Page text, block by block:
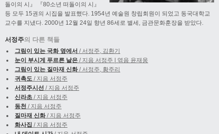
돌이의 시』 『80소년 떠돌이의 시』
등 모두 15권의 시집을 발표했다. 1954년 예술원 창립회원이 되었고 동국대학교
교수를 지냈다. 2000년 12월 24일 향년 86세로 별세, 금관문화훈장을 받았다.
서정주의 다른 책들
그림이 있는 국화 옆에서 / 서정주, 김환기
눈이 부시게 푸르른 날은 / 지음 서정주 | 엮음 윤재웅
그림이 있는 질마재 신화/ 서정주, 황주리
귀촉도 / 지음 서정주
서정주시선 / 지음 서정주
신라초 / 지음 서정주
동천 / 지음 서정주
질마재 신화/ 지음 서정주
화사집 / 지음 서정주